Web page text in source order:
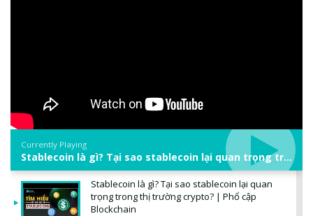
Currently Playing
Stablecoin là gì? Tại sao stablecoin lại quan trọng trong thị trường crypto? | Phổ cập Blockchain
Stablecoin là gì? Tại sao stablecoin lại quan
trọng trong thị trường crypto? | Phổ cập
Blockchain